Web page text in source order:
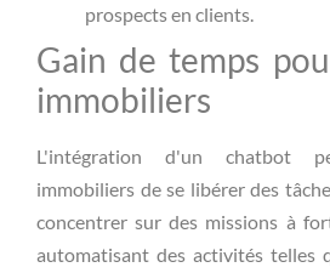
prospects en clients.
Gain de temps
immobiliers
L'intégration d'un chatbot
immobiliers de se libérer des
concentrer sur des missions à
automatisant des activités telles